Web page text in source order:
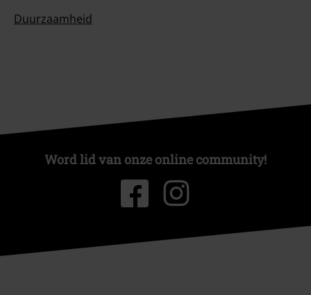
Duurzaamheid
Word lid van onze online community!